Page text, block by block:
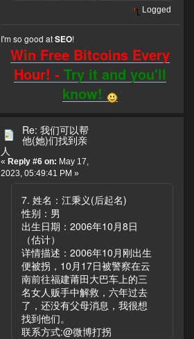
Logged
I'm so good atSEO!
Win Free Bitcoins Every
Hour! -Try it and you'll
know!
Re: 我们可以帮
他(她)们找到亲
人
« Reply #6 on: May 17,
2023, 05:49:41 PM »
7. 姓名：江秉义(后起名)
性别：男
出生日期：2006年10月8日
（估计）
详情描述：2006年10月刚出生
便被拐，10月17日被警察在云
南前往福建莆田大巴车上的三
名女人贩手中解救，六年过去
了，还没有父母消息，我很想
找到他们。
联系方式:@微博打拐